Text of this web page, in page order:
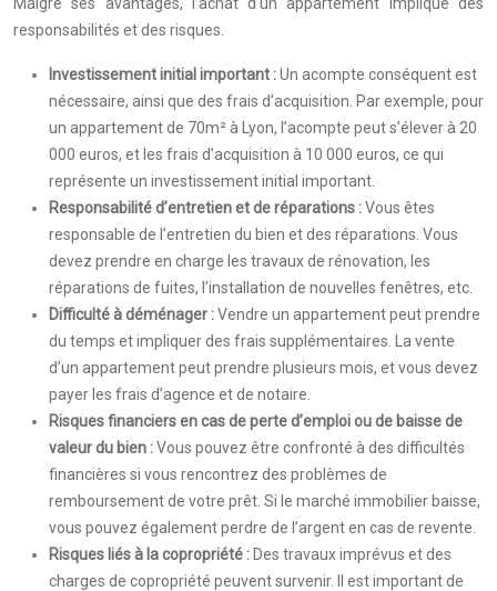
responsabilités et des risques.
Investissement initial important :Un acompte conséquent est
nécessaire, ainsi que des frais d’acquisition. Par exemple, pour
un appartement de 70m² à Lyon, l’acompte peut s’élever à 20
000 euros, et les frais d’acquisition à 10 000 euros, ce qui
représente un investissement initial important.
Responsabilité d’entretien et de réparations :Vous êtes
responsable de l’entretien du bien et des réparations. Vous
devez prendre en charge les travaux de rénovation, les
réparations de fuites, l’installation de nouvelles fenêtres, etc.
Difficulté à déménager :Vendre un appartement peut prendre
du temps et impliquer des frais supplémentaires. La vente
d’un appartement peut prendre plusieurs mois, et vous devez
payer les frais d’agence et de notaire.
Risques financiers en cas de perte d’emploi ou de baisse de
valeur du bien :Vous pouvez être confronté à des difficultés
financières si vous rencontrez des problèmes de
remboursement de votre prêt. Si le marché immobilier baisse,
vous pouvez également perdre de l’argent en cas de revente.
Risques liés à la copropriété : Des travaux imprévus et des
charges de copropriété peuvent survenir. Il est important de